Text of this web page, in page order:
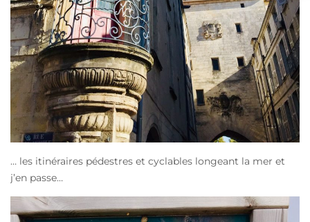
… les itinéraires pédestres et cyclables longeant la mer et
j’en passe…